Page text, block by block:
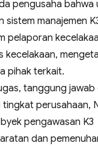
pengusaha
sistem manajemen
pelaporan
kecelakaan,
pihak terkait.
tanggung
perusahaan,
pengawasan K3
dan